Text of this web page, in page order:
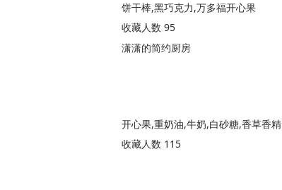
饼干棒,黑巧克力,万多福开心果
收藏人数 95
潇潇的简约厨房
开心果,重奶油,牛奶,白砂糖,香草香精
收藏人数 115